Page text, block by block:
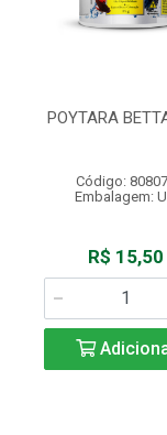
POYTARA
Código:
Embalagem:
R$ 15,50